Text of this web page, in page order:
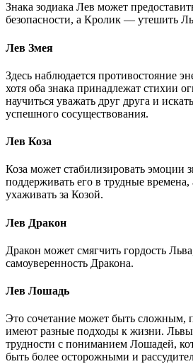
Знака зодиака Лев может
безопасности, а Кролик — утешить
Лев Змея
Здесь наблюдается противостояние
хотя оба знака принадлежат стихии
научиться уважать друг друга и
успешного сосуществования.
Лев Коза
Коза может стабилизировать эмоции
поддерживать его в трудные
ухаживать за Козой.
Лев Дракон
Дракон может смягчить гордость
самоуверенность Дракона.
Лев Лошадь
Это сочетание может быть сложным,
имеют разные подходы к жизни.
трудности с пониманием Лошадей,
быть более осторожными и